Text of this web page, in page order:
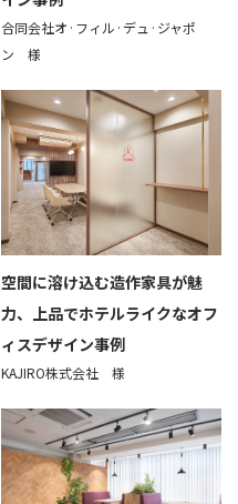
合同会社オ·フィル·デュ·ジャポ
ン 様
空間に溶け込む造作家具が魅
力、上品でホテルライクなオフ
ィスデザイン事例
KAJIRO株式会社 様